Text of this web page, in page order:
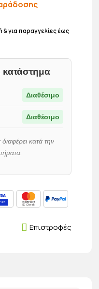
για παραγγελίες έως
κατάστημα
Διαθέσιμο
Διαθέσιμο
κατά την
Επιστροφές